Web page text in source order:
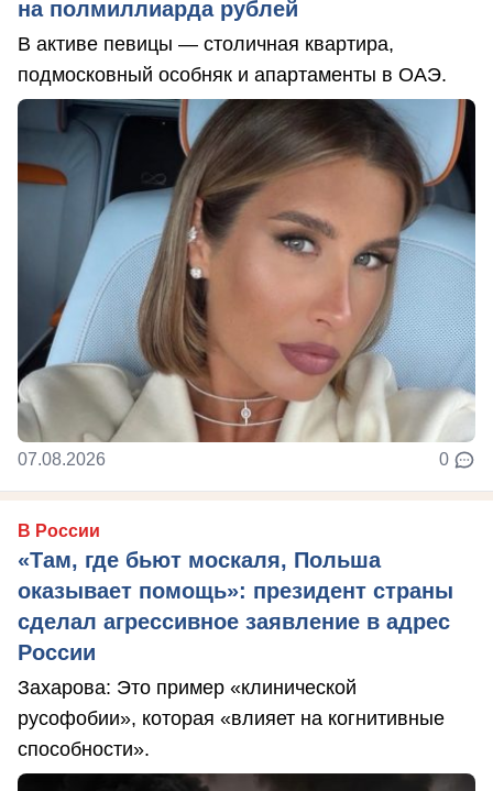
на полмиллиарда рублей
В активе певицы — столичная квартира,
подмосковный особняк и апартаменты в ОАЭ.
07.08.2026 0
В России
«Там, где бьют москаля, Польша
оказывает помощь»: президент страны
сделал агрессивное заявление в адрес
России
Захарова: Это пример «клинической
русофобии», которая «влияет на когнитивные
способности».